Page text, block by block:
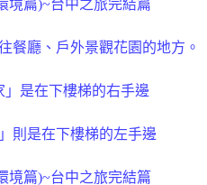
餐廳、戶外景觀花園的地方。
」是在下樓梯的右手邊
則是在下樓梯的左手邊